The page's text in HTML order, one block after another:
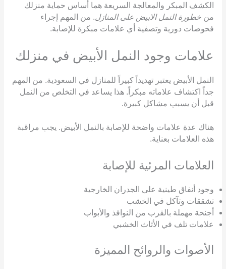
الكشف المبكر والمعالجة السريعة هما أساس حماية منزلك
من خطورة النمل الابيض على المنازل. من المهم إجراء
فحوصات دورية وتصفية أي علامات مبكرة للإصابة.
علامات وجود النمل الأبيض في منزلك
النمل الأبيض يعتبر تهديداً كبيراً للمنازل في السعودية. من المهم
جداً اكتشاف علاماته مبكراً. هذا يساعد في التخلص من النمل
قبل أن يسبب مشاكل كبيرة.
هناك عدة علامات واضحة للإصابة بالنمل الأبيض. يجب مراقبة
هذه العلامات بعناية.
العلامات المرئية للإصابة
وجود أنفاق طينية على الجدران الخارجية
تشققات وتآكل في الخشب
أجنحة مهملة بالقرب من النوافذ والأبواب
علامات تلف في الأثاث الخشبي
الأصوات والروائح المميزة